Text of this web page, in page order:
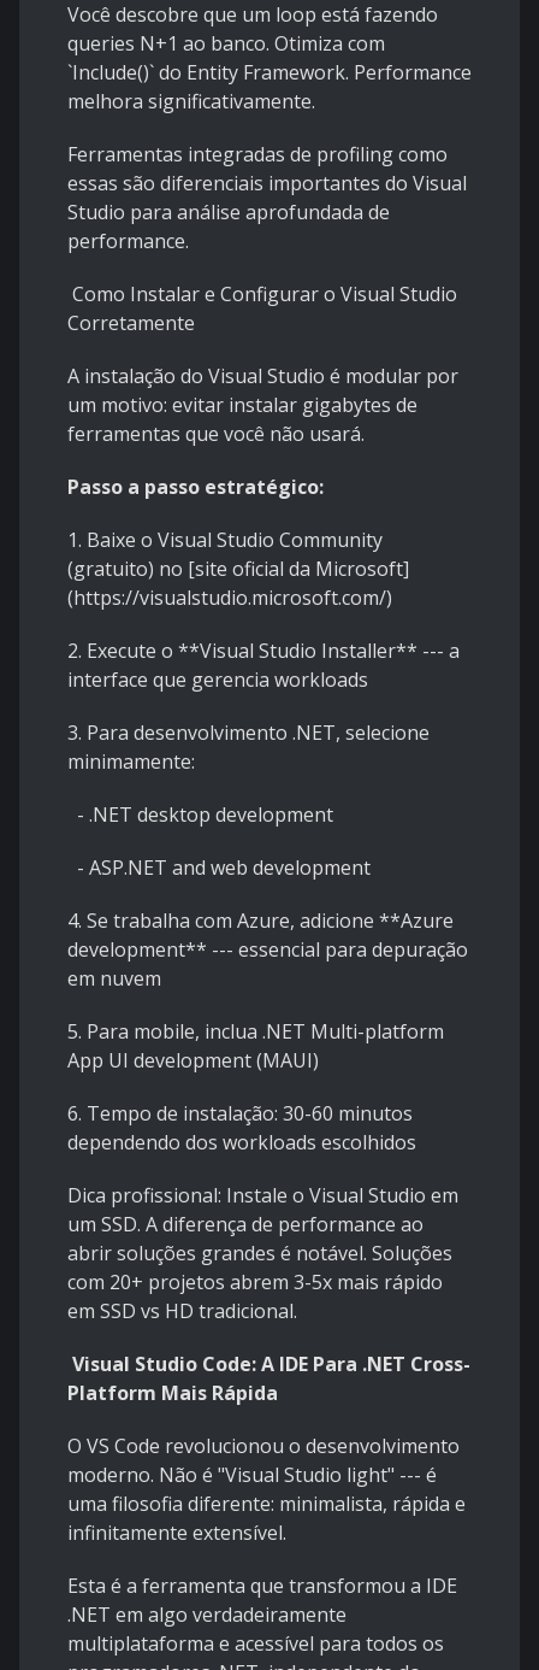
Você descobre que um loop está fazendo
queries N+1 ao banco. Otimiza com
`Include()` do Entity Framework. Performance
melhora significativamente.
Ferramentas integradas de profiling como
essas são diferenciais importantes do Visual
Studio para análise aprofundada de
performance.
Como Instalar e Configurar o Visual Studio
Corretamente
A instalação do Visual Studio é modular por
um motivo: evitar instalar gigabytes de
ferramentas que você não usará.
Passo a passo estratégico:
1. Baixe o Visual Studio Community
(gratuito) no [site oficial da Microsoft]
(https://visualstudio.microsoft.com/)
2. Execute o **Visual Studio Installer** --- a
interface que gerencia workloads
3. Para desenvolvimento .NET, selecione
minimamente:
- .NET desktop development
- ASP.NET and web development
4. Se trabalha com Azure, adicione **Azure
development** --- essencial para depuração
em nuvem
5. Para mobile, inclua .NET Multi-platform
App UI development (MAUI)
6. Tempo de instalação: 30-60 minutos
dependendo dos workloads escolhidos
Dica profissional: Instale o Visual Studio em
um SSD. A diferença de performance ao
abrir soluções grandes é notável. Soluções
com 20+ projetos abrem 3-5x mais rápido
em SSD vs HD tradicional.
Visual Studio Code: A IDE Para .NET Cross-
Platform Mais Rápida
O VS Code revolucionou o desenvolvimento
moderno. Não é "Visual Studio light" --- é
uma filosofia diferente: minimalista, rápida e
infinitamente extensível.
Esta é a ferramenta que transformou a IDE
.NET em algo verdadeiramente
multiplataforma e acessível para todos os